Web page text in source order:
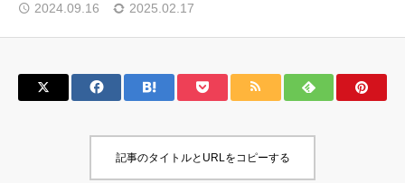
2024.09.16 2025.02.17
記事のタイトルとURLをコピーする
特定商取引法 運営会社
マーケティング用語集